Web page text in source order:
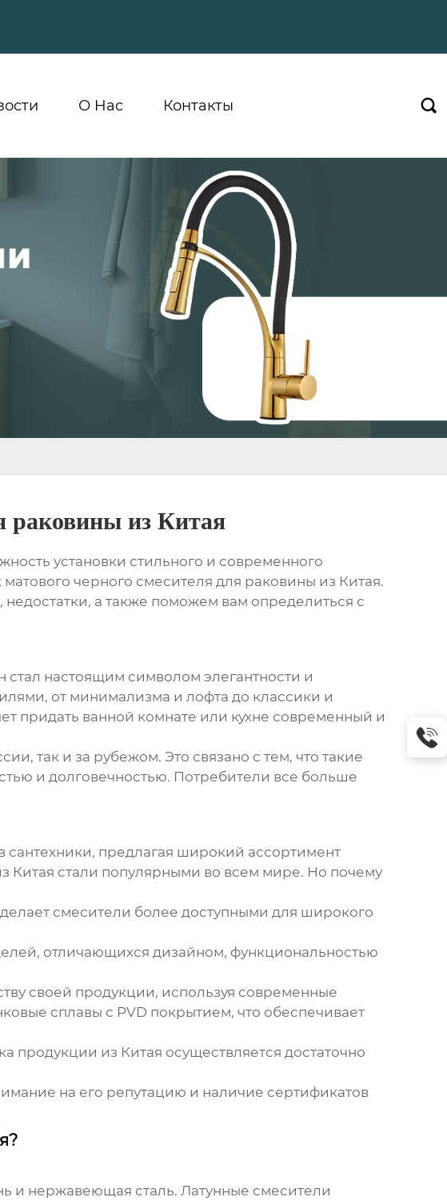
О Hас Контакты 
раковины из Китая
установки стильного и современного
матового черного смесителя для раковины из Китая.
а также поможем вам определиться с
настоящим символом элегантности и
от минимализма и лофта до классики и
придать ванной комнате или кухне современный и
так и за рубежом. Это связано с тем, что такие
и долговечностью. Потребители все больше
предлагая широкий ассортимент
Китая стали популярными во всем мире. Но почему
смесители более доступными для широкого
отличающихся дизайном, функциональностью
своей продукции, используя современные
сплавы с PVD покрытием, что обеспечивает
продукции из Китая осуществляется достаточно
на его репутацию и наличие сертификатов
и нержавеющая сталь. Латунные смесители